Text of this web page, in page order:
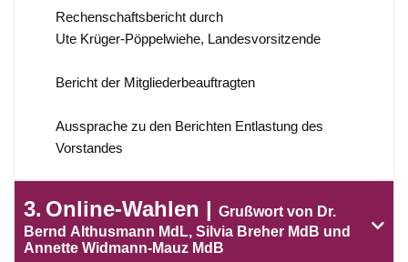
Rechenschaftsbericht durch
Ute Krüger-Pöppelwiehe, Landesvorsitzende
Bericht der Mitgliederbeauftragten
Aussprache zu den Berichten Entlastung des
Vorstandes
3 Online-Wahlen
Grußwort von Dr.
Bernd Althusmann MdL, Silvia Breher MdB und
Annette Widmann-Mauz MdB